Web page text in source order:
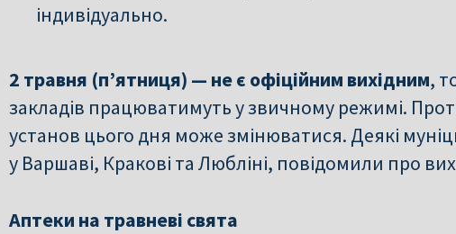
індивідуально.
2 травня (п’ятниця) — не є офіційним вихідним,
закладів працюватимуть у звичному режимі.
установ цього дня може змінюватися. Деякі
у Варшаві, Кракові та Любліні, повідомили про
Аптеки на травневі свята